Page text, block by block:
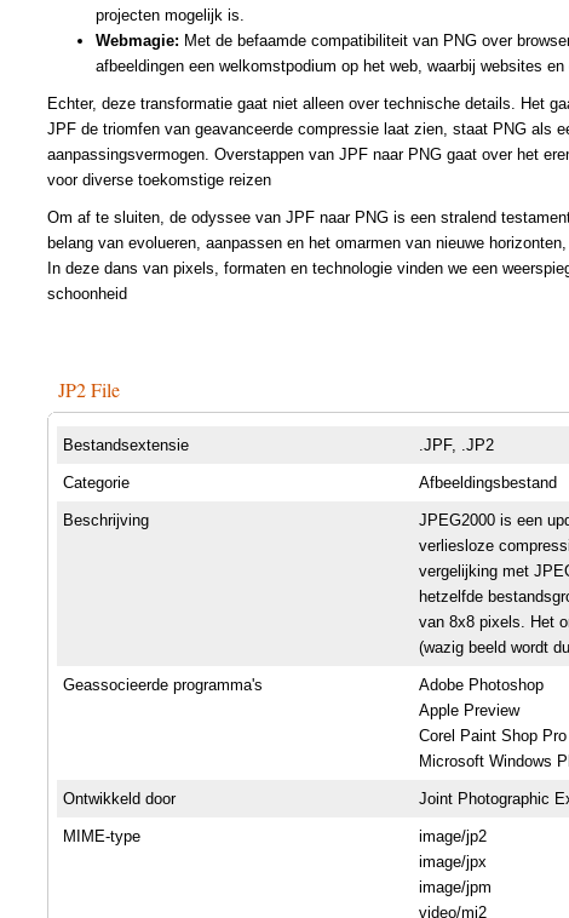
projecten mogelijk is.
Webmagie: Met de befaamde compatibiliteit van PNG over
afbeeldingen een welkomstpodium op het web, waarbij websites
Echter, deze transformatie gaat niet alleen over technische details. Het
JPF de triomfen van geavanceerde compressie laat zien, staat PNG als
aanpassingsvermogen. Overstappen van JPF naar PNG gaat over het
voor diverse toekomstige reizen
Om af te sluiten, de odyssee van JPF naar PNG is een stralend
belang van evolueren, aanpassen en het omarmen van nieuwe
In deze dans van pixels, formaten en technologie vinden we een
schoonheid
JP2 File
Bestandsextensie .JPF, .JP2
Categorie Afbeeldingsbestand
Beschrijving
JPEG2000 is een
verliesloze
vergelijking met
hetzelfde
van 8x8 pixels. Het
(wazig beeld wordt
Geassocieerde programma's
Adobe Photoshop
Apple Preview
Corel Paint Shop Pro
Microsoft Windows
Ontwikkeld door Joint Photographic
MIME-type
image/jp2
image/jpx
image/jpm
video/mj2